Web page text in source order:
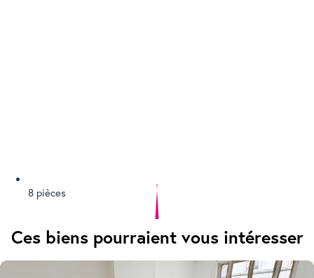
8 pièces
Ces biens pourraient vous intéresser